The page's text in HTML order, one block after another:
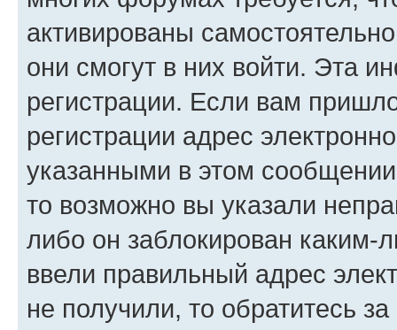
активированы
они смогут в них войти. Эта
регистрации. Если вам
регистрации адрес
указанными в этом
то возможно вы указали
либо он заблокирован
ввели правильный адрес
не получили, то обратитесь